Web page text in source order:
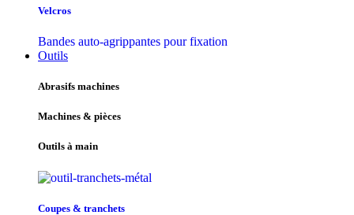
Velcros
Bandes auto-agrippantes pour fixation
Outils
Abrasifs machines
Machines & pièces
Outils à main
Coupes & tranchets